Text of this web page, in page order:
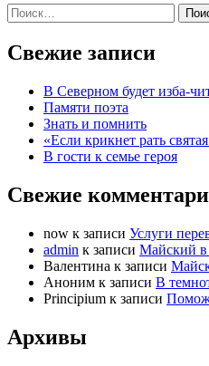
Найти:
Свежие записи
В Северном будет изба-
Памяти поэта
Знать и помнить
«Если крикнет рать
В гости к семье героя
Свежие
now к записи Услуги
admin к записи Майский в
Валентина к записи
Аноним к записи В
Principium к записи
Архивы